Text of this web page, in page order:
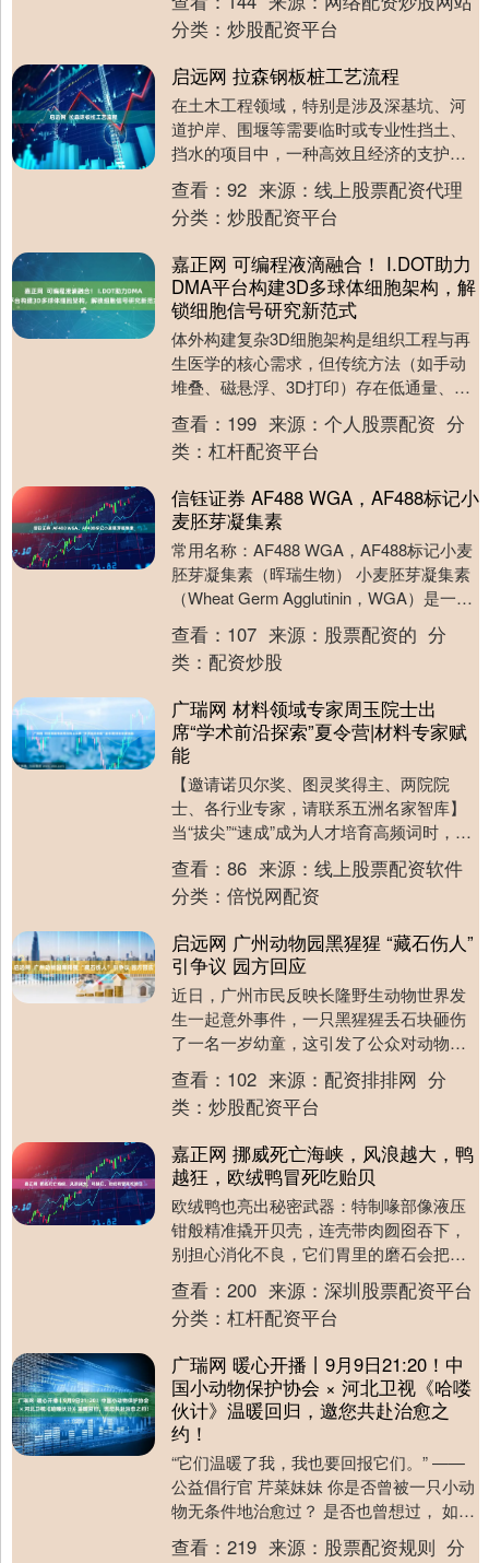
都能....
分类： 炒股配资平台
启远网 拉森钢板桩工艺流程
在土木工程领域，特别是涉及深基坑、河
道护岸、围堰等需要临时或专业性挡土、
挡水的项目中，一种高效且经济的支护技
术被广泛应用，这就是拉森钢板桩技术。
它的核心在于使用....
查看： 92 来源： 线上股票配资代理
分类： 炒股配资平台
嘉正网 可编程液滴融合！ I.DOT助力
DMA平台构建3D多球体细胞架构，解
锁细胞信号研究新范式
体外构建复杂3D细胞架构是组织工程与再
生医学的核心需求，但传统方法（如手动
堆叠、磁悬浮、3D打印）存在低通量、依
赖支架/特殊设备、细胞损伤风险高等问
题，难以满足....
查看： 199 来源： 个人股票配资 分
类： 杠杆配资平台
信钰证券 AF488 WGA，AF488标记小
麦胚芽凝集素
常用名称：AF488 WGA，AF488标记小麦
胚芽凝集素（晖瑞生物） 小麦胚芽凝集素
（Wheat Germ Agglutinin，WGA）是一种
广泛应用于生物....
查看： 107 来源： 股票配资的 分
类： 配资炒股
广瑞网 材料领域专家周玉院士出
席“学术前沿探索”夏令营|材料专家赋
能
【邀请诺贝尔奖、图灵奖得主、两院院
士、各行业专家，请联系五洲名家智库】
当“拔尖”“速成”成为人才培育高频词时，科
学耐力的缺失反而成为制约原始创新的隐
性短板。2....
查看： 86 来源： 线上股票配资软件
分类： 倍悦网配资
启远网 广州动物园黑猩猩 “藏石伤人”
引争议 园方回应
近日，广州市民反映长隆野生动物世界发
生一起意外事件，一只黑猩猩丢石块砸伤
了一名一岁幼童，这引发了公众对动物园
安全管理的关注与质疑。 据幼童家长透
露，事情发生在 ....
查看： 102 来源： 配资排排网 分
类： 炒股配资平台
嘉正网 挪威死亡海峡，风浪越大，鸭
越狂，欧绒鸭冒死吃贻贝
欧绒鸭也亮出秘密武器：特制喙部像液压
钳般精准撬开贝壳，连壳带肉囫囵吞下，
别担心消化不良，它们胃里的磨石会把贝
壳碾成粉末排出，轻轻松松一天轻松干掉
上百只，真正做到....
查看： 200 来源： 深圳股票配资平台
分类： 杠杆配资平台
广瑞网 暖心开播丨9月9日21:20！中
国小动物保护协会 × 河北卫视《哈喽
伙计》温暖回归，邀您共赴治愈之
约！
“它们温暖了我，我也要回报它们。” ——
公益倡行官 芹菜妹妹 你是否曾被一只小动
物无条件地治愈过？ 是否也曾想过， 如何
为那些无家可归的生命做点什么？ 这一
次，....
查看： 219 来源： 股票配资规则 分